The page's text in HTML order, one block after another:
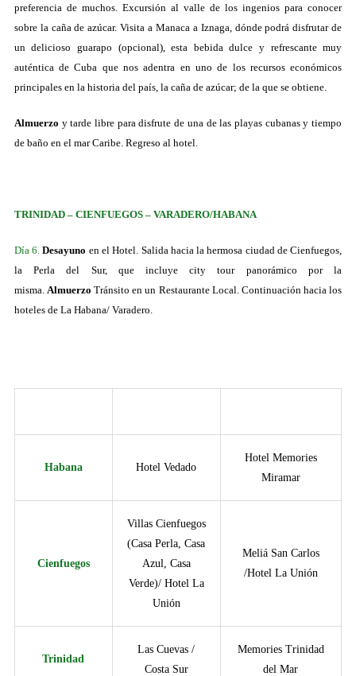
preferencia de muchos. Excursión al valle de los ingenios para conocer
sobre la caña de azúcar. Visita a Manaca a Iznaga, dónde podrá disfrutar de
un delicioso guarapo (opcional), esta bebida dulce y refrescante muy
auténtica de Cuba que nos adentra en uno de los recursos económicos
principales en la historia del país, la caña de azúcar; de la que se obtiene.
Almuerzo y tarde libre para disfrute de una de las playas cubanas y tiempo
de baño en el mar Caribe. Regreso al hotel.
TRINIDAD – CIENFUEGOS – VARADERO/HABANA
Día 6.Desayuno en el Hotel. Salida hacia la hermosa ciudad de Cienfuegos,
la Perla del Sur, que incluye city tour panorámico por la
misma. Almuerzo Tránsito en un Restaurante Local. Continuación hacia los
hoteles de La Habana/ Varadero.
Habana Hotel Vedado
Hotel Memories
Miramar
Cienfuegos
Villas Cienfuegos
(Casa Perla, Casa
Azul, Casa
Verde)/ Hotel La
Unión
Meliá San Carlos
/Hotel La Unión
Trinidad
Las Cuevas /
Costa Sur
Memories Trinidad
del Mar